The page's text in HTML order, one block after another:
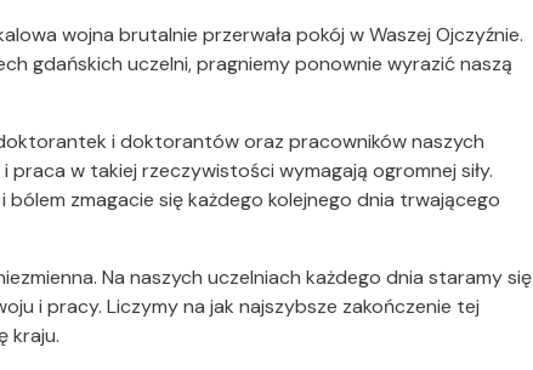
wojna brutalnie przerwała pokój w Waszej Ojczyźnie.
gdańskich uczelni, pragniemy ponownie wyrazić naszą
i doktorantów oraz pracowników naszych
i praca w takiej rzeczywistości wymagają ogromnej siły.
zmagacie się każdego kolejnego dnia trwającego
Na naszych uczelniach każdego dnia staramy się
i pracy. Liczymy na jak najszybsze zakończenie tej
kraju.